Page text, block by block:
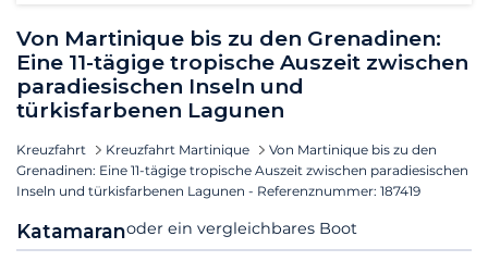
Von Martinique bis zu den Grenadinen:
Eine 11-tägige tropische Auszeit zwischen
paradiesischen Inseln und
türkisfarbenen Lagunen
Kreuzfahrt Kreuzfahrt Martinique
Von Martinique bis zu den
Grenadinen: Eine 11-tägige tropische Auszeit zwischen paradiesischen
Inseln und türkisfarbenen Lagunen - Referenznummer: 187419
Katamaranoder ein vergleichbares Boot